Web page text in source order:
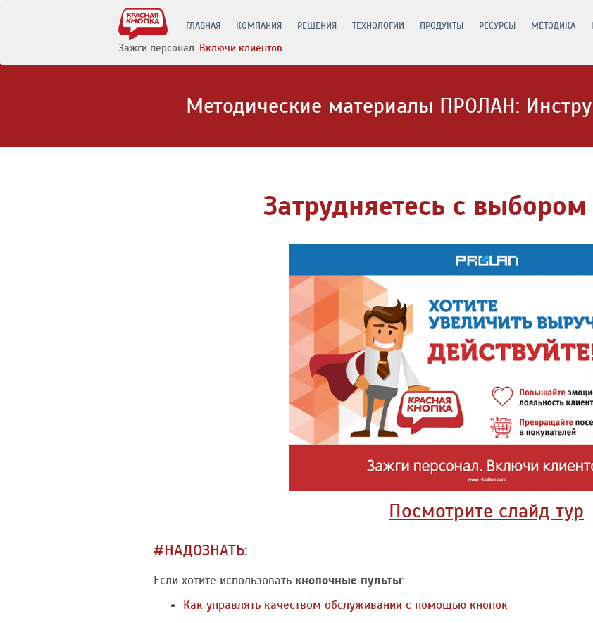
ГЛАВНАЯ КОМПАНИЯ РЕШЕНИЯ ТЕХНОЛОГИИ ПРОДУКТЫ РЕСУРСЫ МЕТОДИКА
Зажги персонал. Включи клиентов
Методические материалы ПРОЛАН:
Затрудняетесь с
Посмотрите cлайд тур
#НАДОЗНАТЬ:
Если хотите использовать кнопочные пульты:
Как управлять качеством обслуживания с помощью кнопок